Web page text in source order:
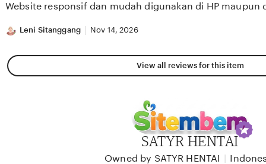
5
Website responsif dan mudah digunakan di HP maupun
Leni Sitanggang Nov 14, 2026
View all reviews for this item
SATYR HENTAI
Owned by SATYR HENTAI